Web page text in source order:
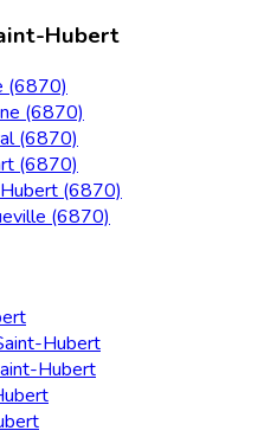
Hubert
(6870)
(6870)
(6870)
(6870)
(6870)
(6870)
Hubert
Hubert